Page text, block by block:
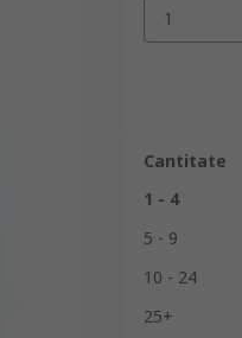
1
Cantitate
1 - 4
5 - 9
10 - 24
25+